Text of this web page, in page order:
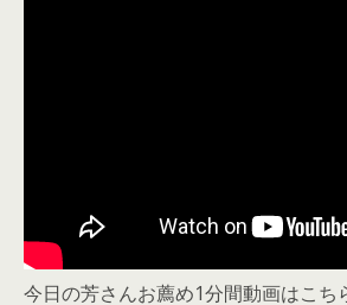
今日の芳さんお薦め1分間動画はこち